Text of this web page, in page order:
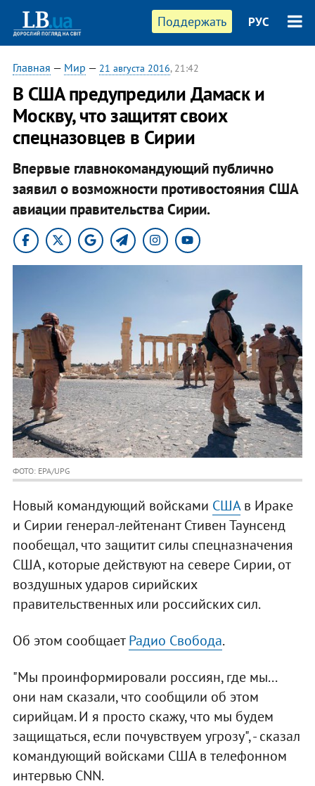
Поддержать РУС
Главная — Мир — 21 августа 2016, 21:42
В США предупредили Дамаск и
Москву, что защитят своих
спецназовцев в Сирии
Впервые главнокомандующий публично
заявил о возможности противостояния США
авиации правительства Сирии.
ФОТО: EPA/UPG
Новый командующий войсками СШАв Ираке
и Сирии генерал-лейтенант Стивен Таунсенд
пообещал, что защитит силы спецназначения
США, которые действуют на севере Сирии, от
воздушных ударов сирийских
правительственных или российских сил.
Об этом сообщаетРадио Свобода.
"Мы проинформировали россиян, где мы...
они нам сказали, что сообщили об этом
сирийцам. И я просто скажу, что мы будем
защищаться, если почувствуем угрозу", - сказал
командующий войсками США в телефонном
интервью CNN.